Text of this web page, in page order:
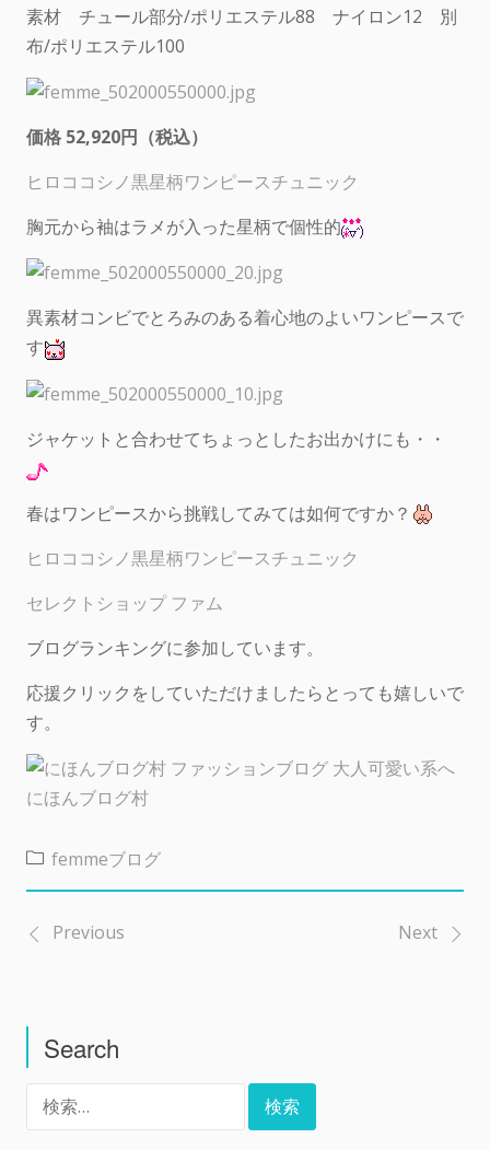
素材 チュール部分/ポリエステル88 ナイロン12 別
布/ポリエステル100
価格 52,920円（税込）
ヒロココシノ黒星柄ワンピースチュニック
胸元から袖はラメが入った星柄で個性的
異素材コンビでとろみのある着心地のよいワンピースで
す
ジャケットと合わせてちょっとしたお出かけにも・・
春はワンピースから挑戦してみては如何ですか？
ヒロココシノ黒星柄ワンピースチュニック
セレクトショップ ファム
ブログランキングに参加しています。
応援クリックをしていただけましたらとっても嬉しいで
す。
にほんブログ村
femmeブログ
投
ナ
ビ
Previous Next
Search